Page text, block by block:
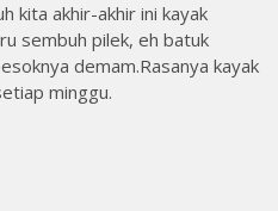
kita akhir-akhir ini kayak
sembuh pilek, eh batuk
demam.Rasanya kayak
minggu.